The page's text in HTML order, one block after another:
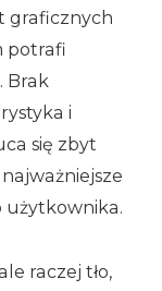
graficznych
potrafi
Brak
i
się zbyt
użytkownika.
raczej tło,